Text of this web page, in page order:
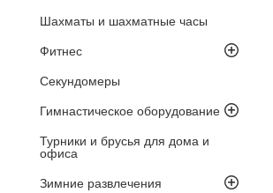
Шахматы и шахматные часы
Фитнес
Секундомеры
Гимнастическое оборудование
Турники и брусья для дома и
офиса
Зимние развлечения